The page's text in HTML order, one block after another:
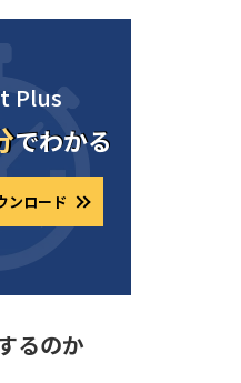
Plus
でわかる
ンロード
るのか